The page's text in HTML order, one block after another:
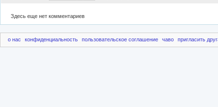
Здесь еще нет комментариев
о нас конфиденциальность пользовательское соглашение чаво пригласить